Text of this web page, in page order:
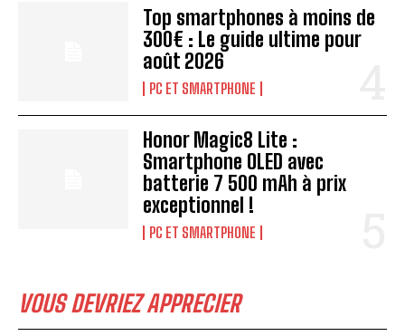
Top smartphones à moins de
300€ : Le guide ultime pour
août 2026
PC ET SMARTPHONE
Honor Magic8 Lite :
Smartphone OLED avec
batterie 7 500 mAh à prix
exceptionnel !
PC ET SMARTPHONE
VOUS DEVRIEZ APPRECIER